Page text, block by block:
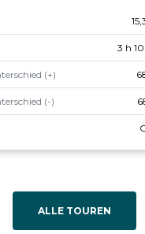
3 h
(+)
(-)
ALLE TOUREN